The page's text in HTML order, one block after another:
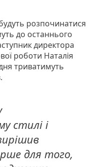
будуть розпочинатися
до останнього
директора
роботи Наталія
триватимуть
стилі і
для того,